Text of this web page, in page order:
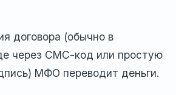
договора (обычно в
через СМС-код или простую
МФО переводит деньги.